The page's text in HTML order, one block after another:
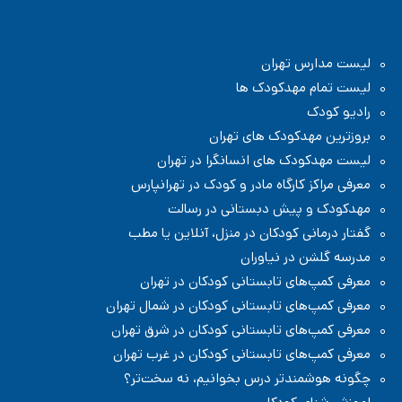
مدرسه دبستان (ابتدایی) پسرانه غیر دولتی در پاسداران تهران
مدرسه دبستان (ابتدایی) در منطقه ۳ تهران
لیست مدارس تهران
لیست تمام مهدکودک ها
رادیو کودک
بروزترین مهدکودک های تهران
لیست مهدکودک های انسانگرا در تهران
معرفی مراکز کارگاه مادر و کودک در تهرانپارس
مهدکودک و پیش دبستانی در رسالت
گفتار درمانی کودکان در منزل، آنلاین یا مطب
مدرسه گلشن در نیاوران
معرفی کمپ‌های تابستانی کودکان در تهران
معرفی کمپ‌های تابستانی کودکان در شمال تهران
معرفی کمپ‌های تابستانی کودکان در شرق تهران
معرفی کمپ‌های تابستانی کودکان در غرب تهران
چگونه هوشمندتر درس بخوانیم، نه سخت‌تر؟